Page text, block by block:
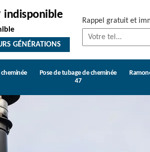
indisponible
GÉNÉRATIONS
Rappel gratuit et
Pose de tubage de cheminée
47